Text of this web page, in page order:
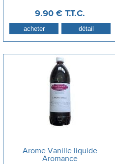
9.90 € T.T.C.
Arome Vanille liquide
Aromance